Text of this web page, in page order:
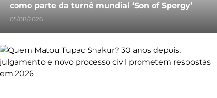
como parte da turnê mundial ‘Son of Spergy’
05/08/2026